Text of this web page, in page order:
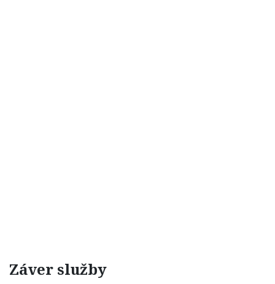
Záver služby